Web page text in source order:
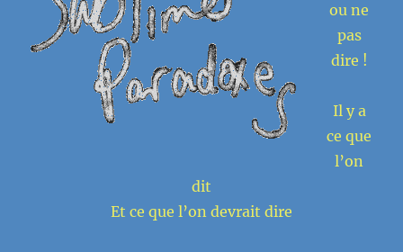
ou ne
pas
dire !
Il y a
ce que
l’on
dit
Et ce que l’on devrait dire